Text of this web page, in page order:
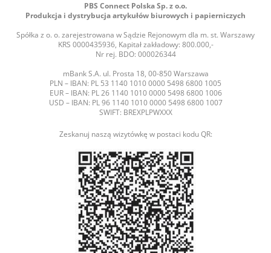
PBS Connect Polska Sp. z o.o.
Produkcja i dystrybucja artykułów biurowych i papierniczych
Spółka z o. o. zarejestrowana w Sądzie Rejonowym dla m. st. Warszawy
KRS 0000435936, Kapitał zakładowy: 800.000,-
Nr rej. BDO: 000026344
mBank S.A. ul. Prosta 18, 00-850 Warszawa
PLN – IBAN: PL 53 1140 1010 0000 5498 6800 1005
EUR – IBAN: PL 26 1140 1010 0000 5498 6800 1006
USD – IBAN: PL 96 1140 1010 0000 5498 6800 1007
SWIFT: BREXPLPWXXX
Zeskanuj naszą wizytówkę w postaci kodu QR: